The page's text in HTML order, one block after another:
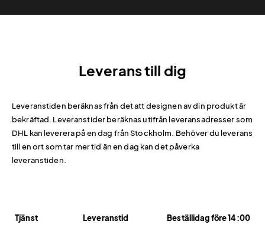
Leverans till dig
Leveranstiden beräknas från det att designen av din produkt är
bekräftad. Leveranstider beräknas utifrån leveransadresser som
DHL kan leverera på en dag från Stockholm. Behöver du leverans
till en ort som tar mer tid än en dag kan det påverka
leveranstiden.
Tjänst Leveranstid Beställidag före 14:00